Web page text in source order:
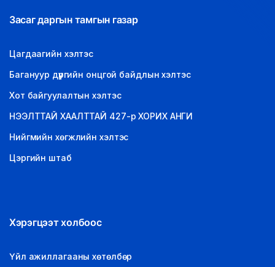
Засаг даргын тамгын газар
Цагдаагийн хэлтэс
Багануур дүүргийн онцгой байдлын хэлтэс
Хот байгуулалтын хэлтэс
НЭЭЛТТАЙ ХААЛТТАЙ 427-р ХОРИХ АНГИ
Нийгмийн хөгжлийн хэлтэс
Цэргийн штаб
Хэрэгцээт холбоос
Үйл ажиллагааны хөтөлбөр